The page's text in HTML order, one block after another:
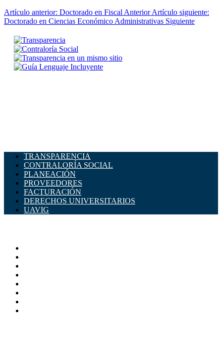
Artículo anterior: Doctorado en Fiscal Anterior Artículo siguiente:
Doctorado en Ciencias Económico Administrativas Siguiente
TRANSPARENCIA
CONTRALORÍA SOCIAL
PLANEACIÓN
PROVEEDORES
FACTURACIÓN
DERECHOS UNIVERSITARIOS
UAVIG